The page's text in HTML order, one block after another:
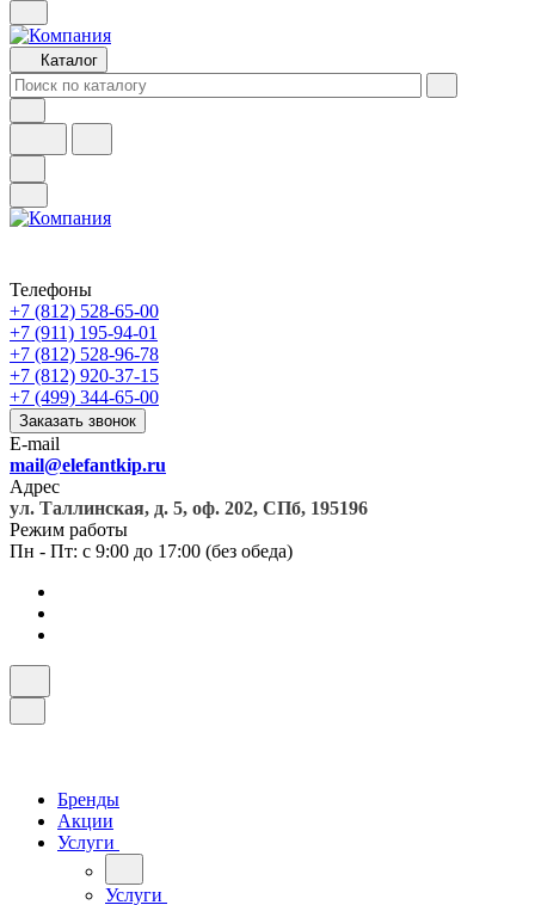
Каталог
Телефоны
+7 (812) 528-65-00
+7 (911) 195-94-01
+7 (812) 528-96-78
+7 (812) 920-37-15
+7 (499) 344-65-00
Заказать звонок
E-mail
mail@elefantkip.ru
Адрес
ул. Таллинская, д. 5, оф. 202, СПб, 195196
Режим работы
Пн - Пт: с 9:00 до 17:00 (без обеда)
Бренды
Акции
Услуги
Услуги